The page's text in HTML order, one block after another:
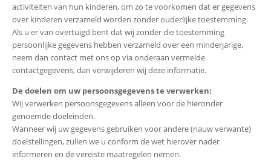
activiteiten van hun kinderen, om zo te voorkomen dat er gegevens
over kinderen verzameld worden zonder ouderlijke toestemming.
Als u er van overtuigd bent dat wij zonder die toestemming
persoonlijke gegevens hebben verzameld over een minderjarige,
neem dan contact met ons op via onderaan vermelde
contactgegevens, dan verwijderen wij deze informatie.
De doelen om uw persoonsgegevens te verwerken:
Wij verwerken persoonsgegevens alleen voor de hieronder
genoemde doeleinden.
Wanneer wij uw gegevens gebruiken voor andere (nauw verwante)
doelstellingen, zullen we u conform de wet hierover nader
informeren en de vereiste maatregelen nemen.